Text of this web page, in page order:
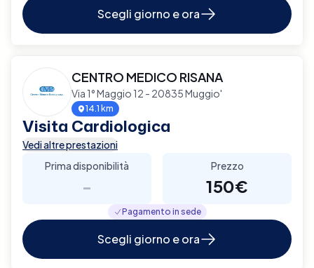
Scegli giorno e ora
CENTRO MEDICO RISANA
Via 1° Maggio 12 - 20835 Muggio'
14.1 km
Visita Cardiologica
Vedi altre prestazioni
Prima disponibilità
-
Prezzo
150€
Pagamento in sede
Scegli giorno e ora